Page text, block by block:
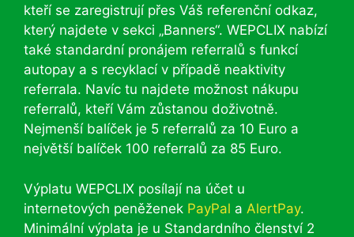
kteří se zaregistrují přes Váš referenční odkaz,
který najdete v sekci „Banners“. WEPCLIX nabízí
také standardní pronájem referralů s funkcí
autopay a s recyklací v případě neaktivity
referrala. Navíc tu najdete možnost nákupu
referralů, kteří Vám zůstanou doživotně.
Nejmenší balíček je 5 referralů za 10 Euro a
největší balíček 100 referralů za 85 Euro.
Výplatu WEPCLIX posílají na účet u
internetových peněženek PayPal a AlertPay.
Minimální výplata je u Standardního členství 2